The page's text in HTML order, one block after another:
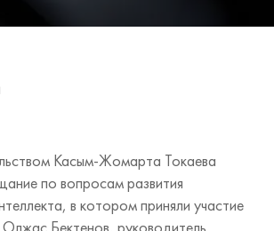
Касым-Жомарта Токаева
по вопросам развития
в котором приняли участие